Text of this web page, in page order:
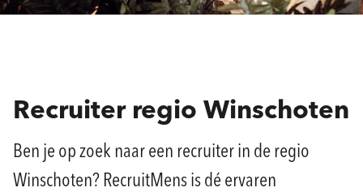
Recruiter regio Winschoten
Ben je op zoek naar een recruiter in de regio
Winschoten? RecruitMens is dé ervaren